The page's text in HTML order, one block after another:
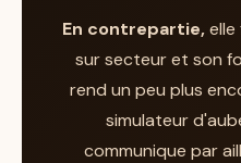
séance.
Dayvia Mobilly
batterie
totalement nomade.
Selon les avis
revendeurs et sites
points forts
une lumière
En contrepartie,
sur secteur et son
rend un peu plus
simulateur
communique par